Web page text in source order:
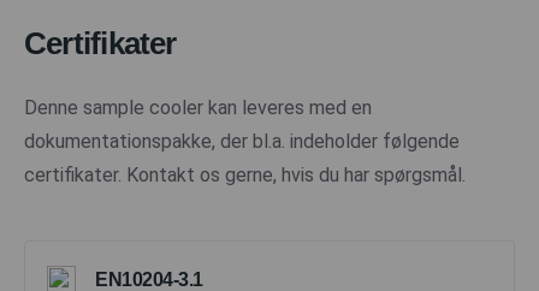
Certifikater
Denne sample cooler kan leveres med en
dokumentationspakke, der bl.a. indeholder følgende
certifikater. Kontakt os gerne, hvis du har spørgsmål.
EN10204-3.1